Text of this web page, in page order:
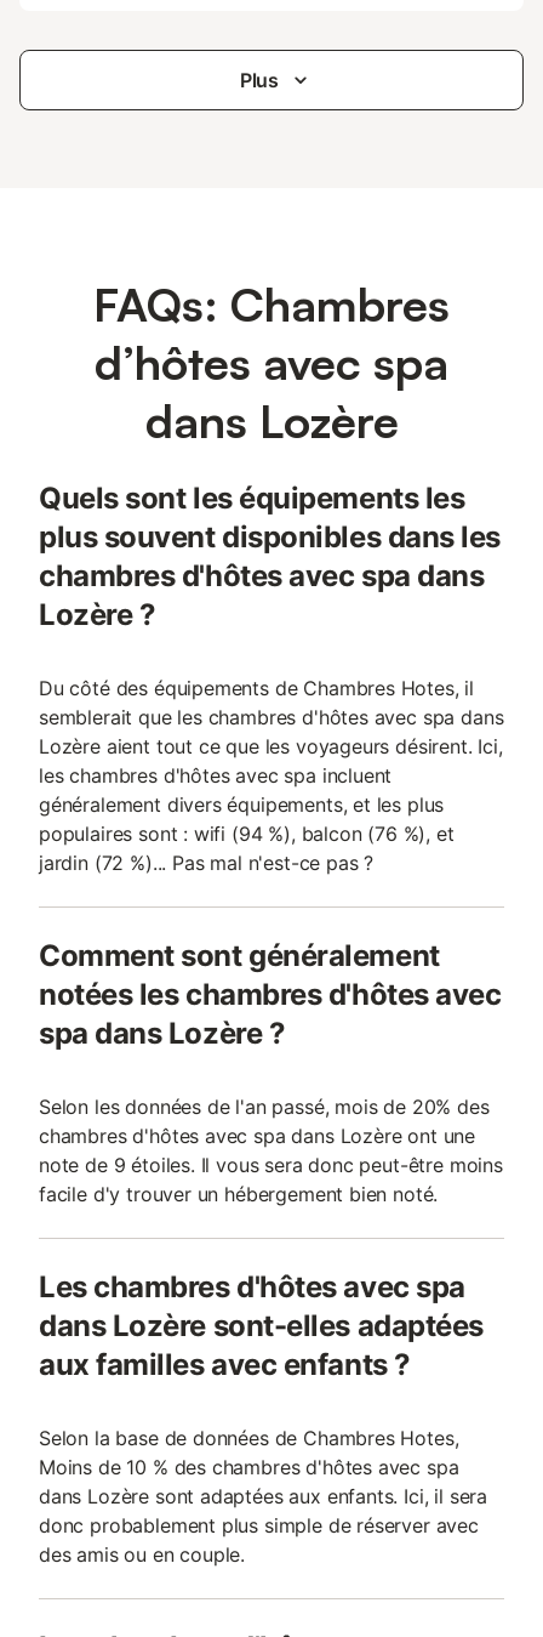
Plus
FAQs: Chambres
d’hôtes avec spa
dans Lozère
Quels sont les équipements les
plus souvent disponibles dans les
chambres d'hôtes avec spa dans
Lozère ?
Du côté des équipements de Chambres Hotes, il
semblerait que les chambres d'hôtes avec spa dans
Lozère aient tout ce que les voyageurs désirent. Ici,
les chambres d'hôtes avec spa incluent
généralement divers équipements, et les plus
populaires sont : wifi (94 %), balcon (76 %), et
jardin (72 %)... Pas mal n'est-ce pas ?
Comment sont généralement
notées les chambres d'hôtes avec
spa dans Lozère ?
Selon les données de l'an passé, mois de 20% des
chambres d'hôtes avec spa dans Lozère ont une
note de 9 étoiles. Il vous sera donc peut-être moins
facile d'y trouver un hébergement bien noté.
Les chambres d'hôtes avec spa
dans Lozère sont-elles adaptées
aux familles avec enfants ?
Selon la base de données de Chambres Hotes,
Moins de 10 % des chambres d'hôtes avec spa
dans Lozère sont adaptées aux enfants. Ici, il sera
donc probablement plus simple de réserver avec
des amis ou en couple.